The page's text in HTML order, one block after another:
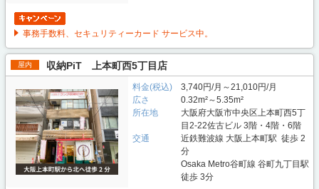
事務手数料、セキュリティーカード サービス中。
屋内 収納PiT 上本町西5丁目店
料金(税込)
3,740円/月～21,010円/月
広さ
0.32m²～5.35m²
所在地
大阪府大阪市中央区上本町西5丁
目2-22佐古ビル 3階・4階・6階
交通
近鉄難波線 大阪上本町駅 徒歩 2
分
Osaka Metro谷町線 谷町九丁目駅
徒歩 3分